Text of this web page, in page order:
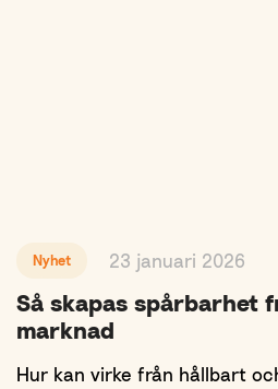
Nyhet 23 januari 2026
Så skapas spårbarhet
marknad
Hur kan virke från hållbart